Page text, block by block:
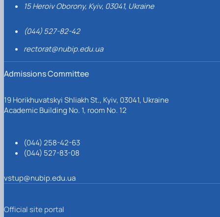
15 Heroiv Oborony, Kyiv, 03041, Ukraine
(044) 527-82-42
rectorat@nubip.edu.ua
Admissions Committee
19 Horikhuvatskyi Shliakh St., Kyiv, 03041, Ukraine
Academic Building No. 1, room No. 12
(044) 258-42-63
(044) 527-83-08
vstup@nubip.edu.ua
Official site portal